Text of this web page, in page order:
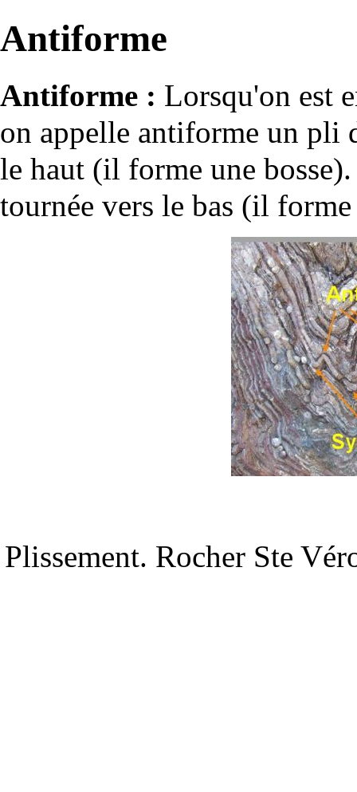
Antiforme
Antiforme : Lorsqu'on est
on appelle antiforme un pli
le haut (il forme une
tournée vers le bas (il
Plissement. Rocher Ste